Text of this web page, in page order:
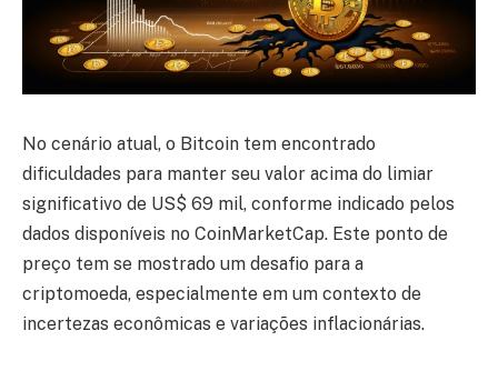
No cenário atual, o Bitcoin tem encontrado
dificuldades para manter seu valor acima do limiar
significativo de US$ 69 mil, conforme indicado pelos
dados disponíveis no CoinMarketCap. Este ponto de
preço tem se mostrado um desafio para a
criptomoeda, especialmente em um contexto de
incertezas econômicas e variações inflacionárias.